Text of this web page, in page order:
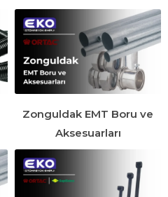
Zonguldak EMT Boru ve
Aksesuarları